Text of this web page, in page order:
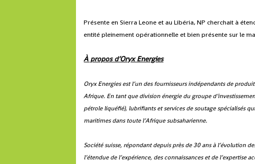
Présente en Sierra Leone et au Libéria, NP cherchait à
entité pleinement opérationnelle et bien présente sur le
À propos d’Oryx Energies
Oryx Energies est l’un des fournisseurs indépendants de
Afrique. En tant que division énergie du groupe
pétrole liquéfié), lubrifiants et services de soutage spécialisés
maritimes dans toute l’Afrique subsaharienne.
Société suisse, répondant depuis près de 30 ans à l’évolution
l’étendue de l’expérience, des connaissances et de